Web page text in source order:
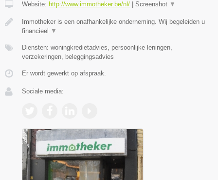
Website: http://www.immotheker.be/nl/ Screenshot ▼
Immotheker is een onafhankelijke onderneming. Wij begeleiden u
financieel
▼
Diensten: woningkredietadvies, persoonlijke leningen,
verzekeringen, beleggingsadvies
Er wordt gewerkt op afspraak.
Sociale media: